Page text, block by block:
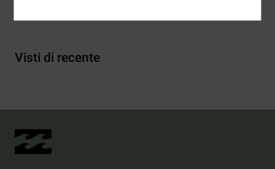
Visti di recente